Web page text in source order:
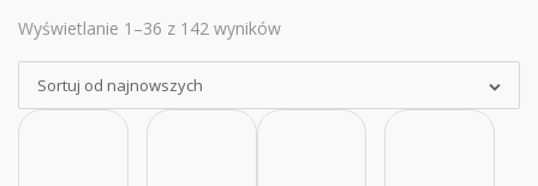
Wyświetlanie 1–36 z 142 wyników
latest
Sortuj od najnowszych